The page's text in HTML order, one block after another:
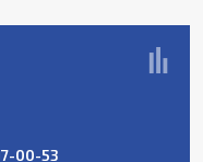
00-53